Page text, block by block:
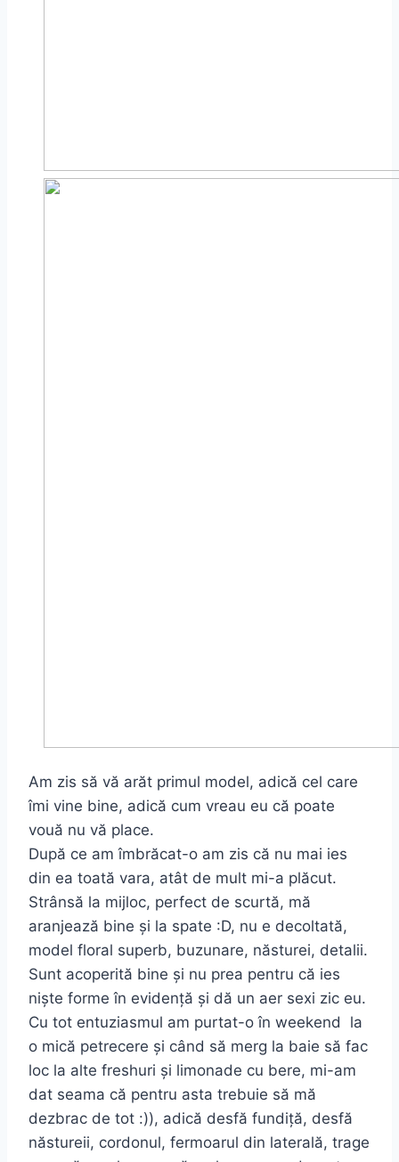
Am zis să vă arăt primul model, adică cel care
îmi vine bine, adică cum vreau eu că poate
vouă nu vă place.
După ce am îmbrăcat-o am zis că nu mai ies
din ea toată vara, atât de mult mi-a plăcut.
Strânsă la mijloc, perfect de scurtă, mă
aranjează bine și la spate :D, nu e decoltată,
model floral superb, buzunare, năsturei, detalii.
Sunt acoperită bine și nu prea pentru că ies
niște forme în evidență și dă un aer sexi zic eu.
Cu tot entuziasmul am purtat-o în weekend la
o mică petrecere și când să merg la baie să fac
loc la alte freshuri și limonade cu bere, mi-am
dat seama că pentru asta trebuie să mă
dezbrac de tot :)), adică desfă fundiță, desfă
năstureii, cordonul, fermoarul din laterală, trage